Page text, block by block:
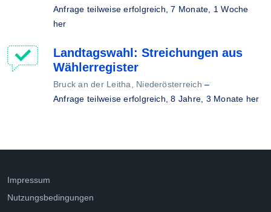
Anfrage teilweise erfolgreich,7 Monate, 1 Woche
her
Landtagswahl: Streichungen aus
Wählerregister
Bruck an der Leitha, Niederösterreich –
Anfrage teilweise erfolgreich,8 Jahre, 3 Monate her
Impressum
Nutzungsbedingungen